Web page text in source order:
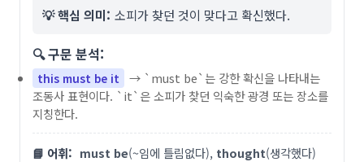
💡 핵심 의미: 소피가 찾던 것이 맞다고 확신했다.
🔍 구문 분석:
this must be it
→ `must be`는 강한 확신을 나타내는
조동사 표현이다. `it`은 소피가 찾던 익숙한 광경 또는 장소를
지칭한다.
📘 어휘: must be(~임에 틀림없다), thought(생각했다)